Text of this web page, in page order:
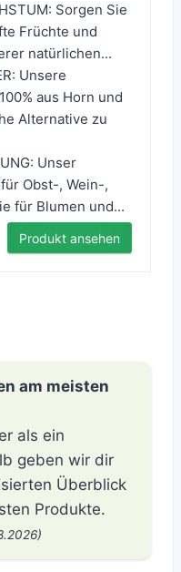
Sorgen Sie
Früchte und
natürlichen...
Unsere
aus Horn und
Alternative zu
Unser
Obst-, Wein-,
für Blumen und...
Produkt ansehen
am meisten
als ein
geben wir dir
Überblick
Produkte.